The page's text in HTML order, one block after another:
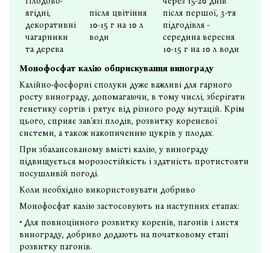
ягідні,
декоративні
чагарники
та дерева
після цвітіння
10-15 г на 10 л
води
після першої, 3-тя
підгодівля -
середина вересня
10-15 г на 10 л води
Монофосфат калію обприскування винограду
Калійно-фосфорні сполуки дуже важливі для гарного
росту винограду, допомагаючи, в тому числі, зберігати
генетику сортів і рятує від різного роду мутацій. Крім
цього, сприяє зав'язі плодів, розвитку кореневої
системи, а також накопиченню цукрів у плодах.
При збалансованому вмісті калію, у винограду
підвищується морозостійкість і здатність протистояти
посушливій погоді.
Коли необхідно використовувати добриво
Монофосфат калію застосовують на наступних етапах:
• Для повноцінного розвитку коренів, пагонів і листя
винограду, добриво додають на початковому етапі
розвитку пагонів.